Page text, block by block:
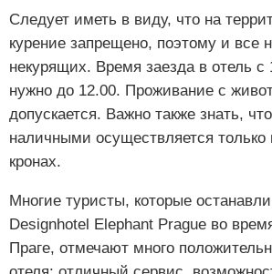
Следует иметь в виду, что на
курение запрещено, поэтому и все
некурящих. Время заезда в отель с
нужно до 12.00. Проживание с
допускается. Важно также знать,
наличными осуществляется только
кронах.
Многие туристы, которые
Designhotel Elephant Prague во
Праге, отмечают много